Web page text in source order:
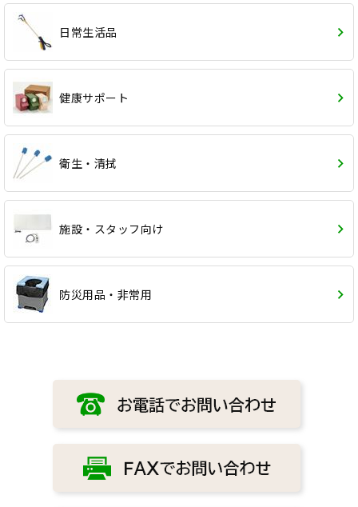
日常生活品
健康サポート
衛生・清拭
施設・スタッフ向け
防災用品・非常用